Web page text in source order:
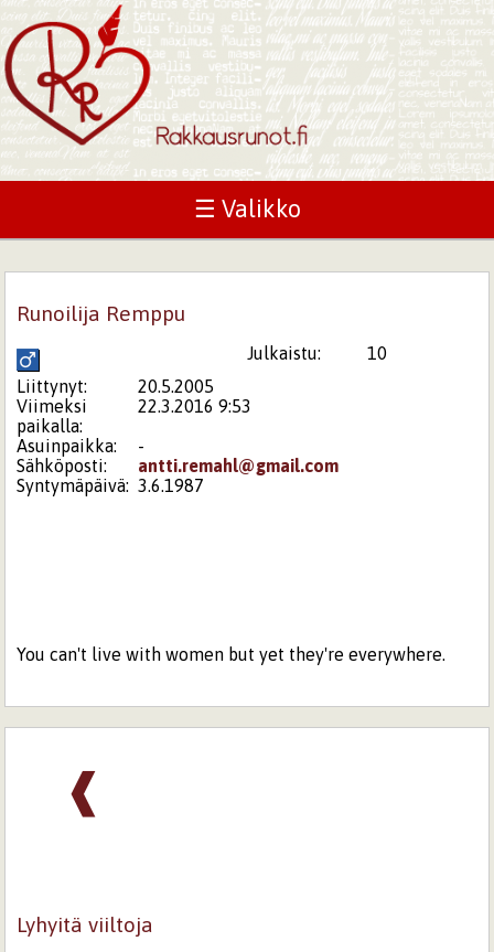
☰ Valikko
Runoilija Remppu
Julkaistu:
10
Liittynyt:
20.5.2005
Viimeksi
paikalla:
22.3.2016 9:53
Asuinpaikka:
-
Sähköposti:
antti.remahl@gmail.com
Syntymäpäivä: 3.6.1987
You can't live with women but yet they're everywhere.
❰
Lyhyitä viiltoja